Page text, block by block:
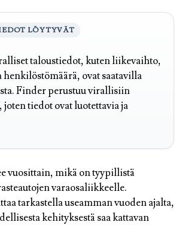
LÖYTYVÄT
taloustiedot, kuten liikevaihto,
ovat saatavilla
Finder perustuu virallisiin
tiedot ovat luotettavia ja
vuosittain, mikä on tyypillistä
varaosaliikkeelle.
tarkastella useamman vuoden ajalta,
kehityksestä saa kattavan